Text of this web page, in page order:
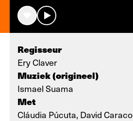
Regisseur
Ery Claver
Muziek (origineel)
Ismael Suama
Met
Cláudia Púcuta, David